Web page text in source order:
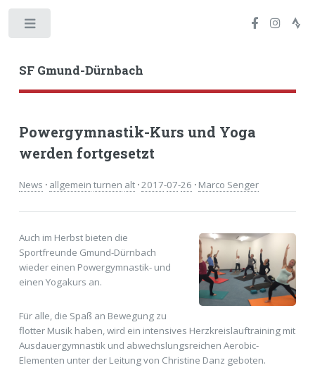
SF Gmund-Dürnbach
Powergymnastik-Kurs und Yoga
werden fortgesetzt
News · allgemein turnen alt ·2017-07-26 · Marco Senger
Auch im Herbst bieten die
Sportfreunde Gmund-Dürnbach
wieder einen Powergymnastik- und
einen Yogakurs an.
Für alle, die Spaß an Bewegung zu
flotter Musik haben, wird ein intensives Herzkreislauftraining mit
Ausdauergymnastik und abwechslungsreichen Aerobic-
Elementen unter der Leitung von Christine Danz geboten.